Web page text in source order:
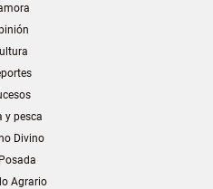
y pesca
Divino
Agrario